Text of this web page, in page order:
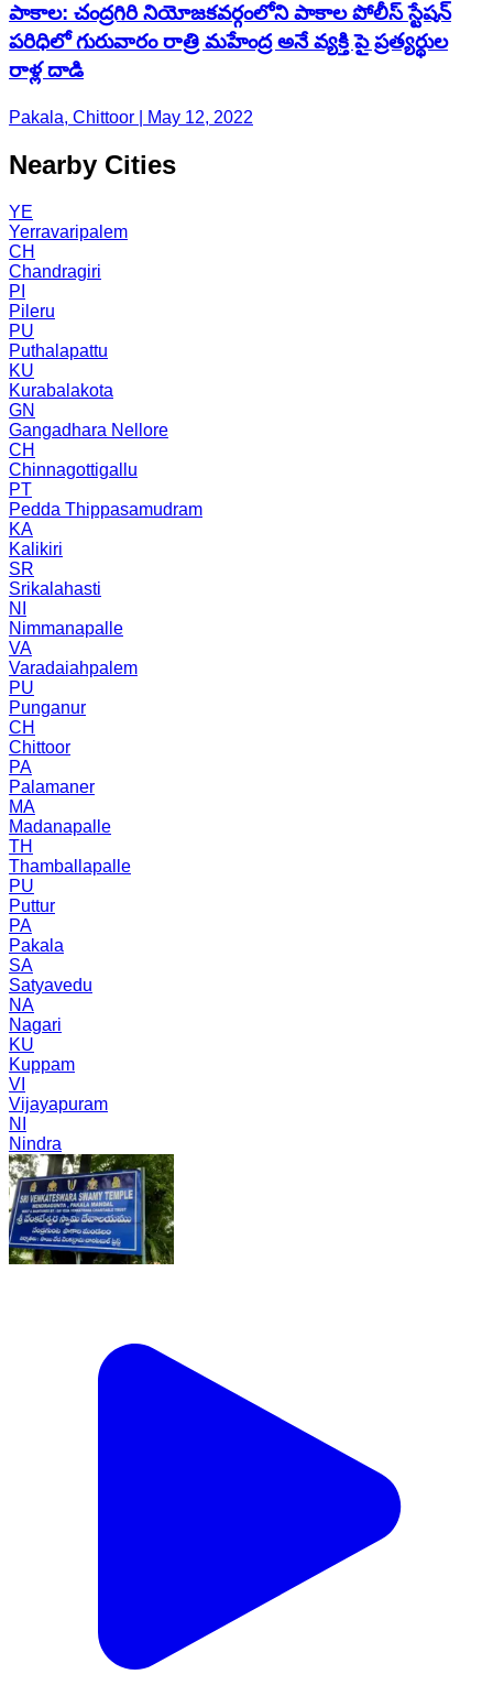
పాకాల: చంద్రగిరి నియోజకవర్గంలోని పాకాల పోలీస్ స్టేషన్
పరిధిలో గురువారం రాత్రి మహేంద్ర అనే వ్యక్తి పై ప్రత్యర్థుల
రాళ్ల దాడి
Pakala, Chittoor | May 12, 2022
Nearby Cities
YE
Yerravaripalem
CH
Chandragiri
PI
Pileru
PU
Puthalapattu
KU
Kurabalakota
GN
Gangadhara Nellore
CH
Chinnagottigallu
PT
Pedda Thippasamudram
KA
Kalikiri
SR
Srikalahasti
NI
Nimmanapalle
VA
Varadaiahpalem
PU
Punganur
CH
Chittoor
PA
Palamaner
MA
Madanapalle
TH
Thamballapalle
PU
Puttur
PA
Pakala
SA
Satyavedu
NA
Nagari
KU
Kuppam
VI
Vijayapuram
NI
Nindra